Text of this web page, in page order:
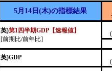
5月14日(木)の指標結果
英)第1四半期GDP【速報値】
[前期比/前年比]
英)GDP